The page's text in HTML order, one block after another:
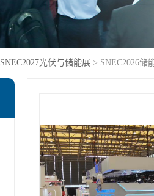
SNEC2027光伏与储能展 > SNEC2026储